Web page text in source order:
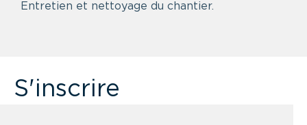
Entretien et nettoyage du chantier.
S'inscrire